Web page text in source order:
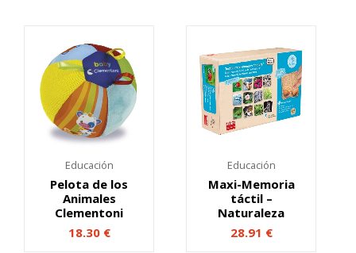
Educación
Pelota de los
Animales
Clementoni
18.30 €
Educación
Maxi-Memoria
táctil –
Naturaleza
28.91 €